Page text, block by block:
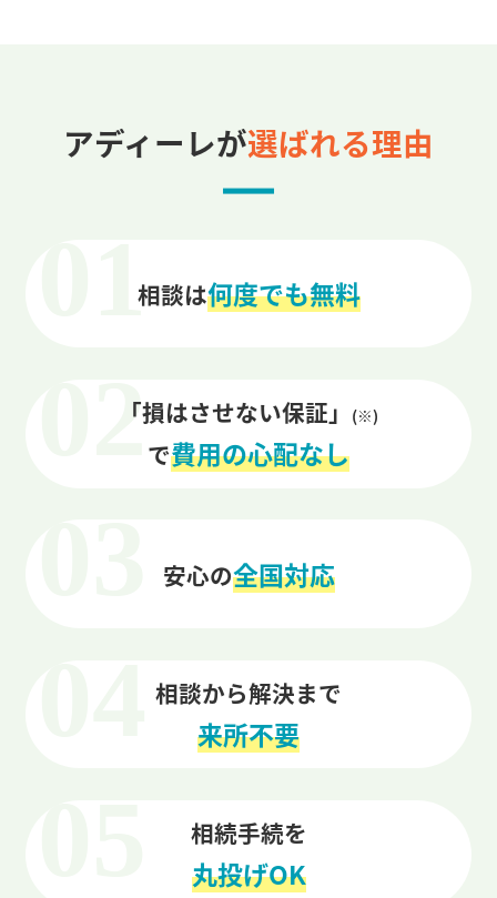
アディーレが選ばれる理由
相談は何度でも無料
「損はさせない保証」 (※)
で費用の心配なし
安心の全国対応
相談から解決まで
来所不要
相続手続を
丸投げOK